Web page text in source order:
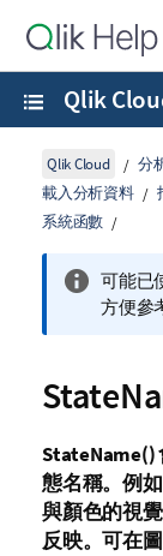
Qlik
Qlik Cloud 分
載入分析資料
系統函數
可能已
方便參
StateName()
態名稱。例
與顏色的視
反映。可在